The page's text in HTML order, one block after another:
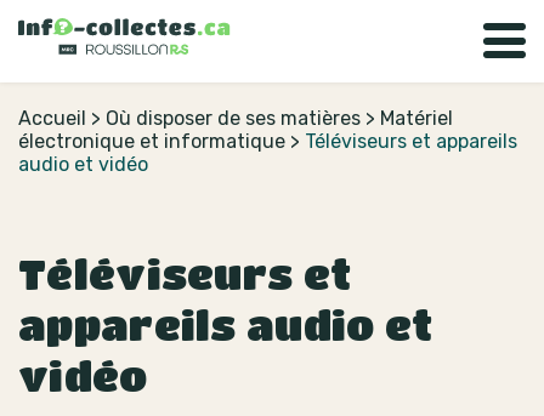
Accueil > Où disposer de ses matières > Matériel
électronique et informatique > Téléviseurs et appareils
audio et vidéo
Téléviseurs et
appareils audio et
vidéo